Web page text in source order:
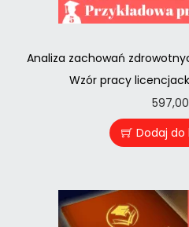
Analiza zachowań
Wzór pracy
597,00
Dodaj do